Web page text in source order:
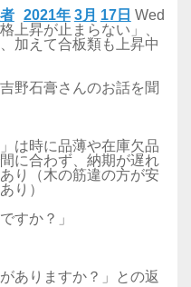
2021年 3月 17日 Wed
上昇が止まらない」、
加えて合板類も上昇中
野石膏さんのお話を聞
は時に品薄や在庫欠品
に合わず、納期が遅れ
り（木の筋違の方が安
り）
すか？」
ありますか？」との返